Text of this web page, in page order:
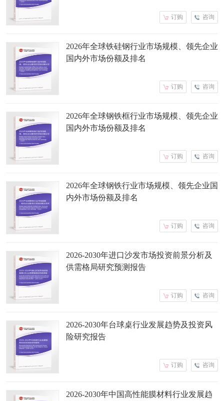
咨询
订购
2026年全球铁硅钢行业市场规模、领先企业
国内外市场份额及排名
咨询
订购
2026年全球钢铁框行业市场规模、领先企业
国内外市场份额及排名
咨询
订购
2026年全球钢铁行业市场规模、领先企业国
内外市场份额及排名
咨询
订购
2026-2030年进口沙发市场投资前景分析及
供需格局研究预测报告
咨询
订购
2026-2030年台球桌行业发展趋势及投资风
险研究报告
咨询
订购
2026-2030年中国高性能膜材料行业发展趋